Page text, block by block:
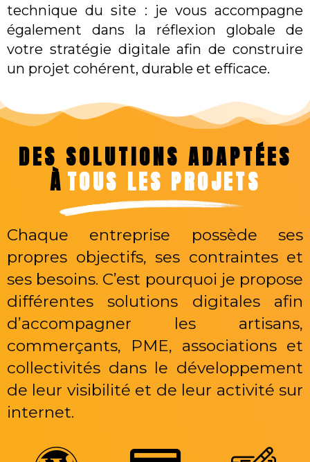
technique du site : je vous accompagne
également dans la réflexion globale de
votre stratégie digitale afin de construire
un projet cohérent, durable et efficace.
DES SOLUTIONS ADAPTÉES
À TOUS LES PROJETS
Chaque entreprise possède ses
propres objectifs, ses contraintes et
ses besoins. C’est pourquoi je propose
différentes solutions digitales afin
d’accompagner les artisans,
commerçants, PME, associations et
collectivités dans le développement
de leur visibilité et de leur activité sur
internet.